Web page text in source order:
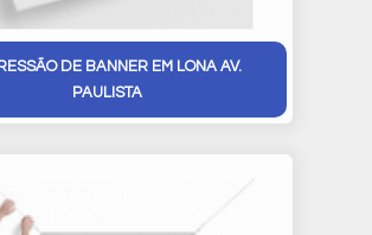
DE BANNER EM LONA AV.
PAULISTA